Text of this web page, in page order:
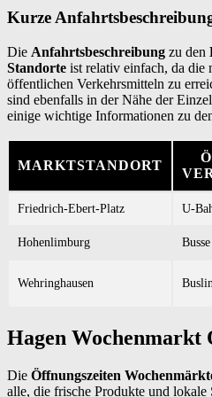
Kurze
Die Anfahrtsbeschreibung zu den
Standorte ist relativ einfach, da die
öffentlichen Verkehrsmitteln zu
sind ebenfalls in der Nähe der
einige wichtige Informationen zu
MARKTSTANDORT
Friedrich-Ebert-Platz U-
Hohenlimburg Busse
Wehringhausen
Hagen Wochenmarkt
Die Öffnungszeiten
alle, die frische Produkte und lokale